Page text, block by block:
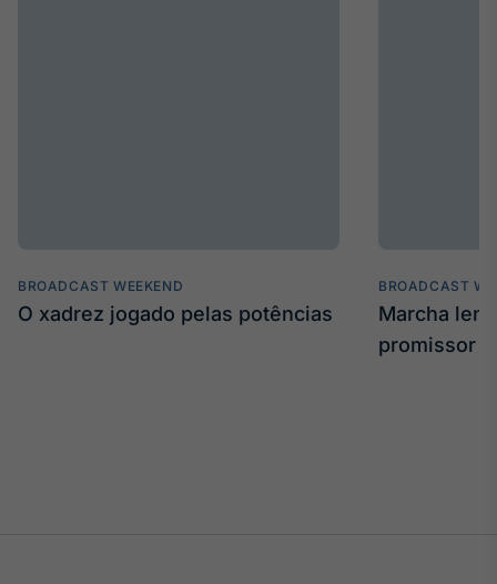
Em breve
BROADCAST WEEKEND
O xadrez jogado pelas potências
BROADCAST
Marcha
promissor